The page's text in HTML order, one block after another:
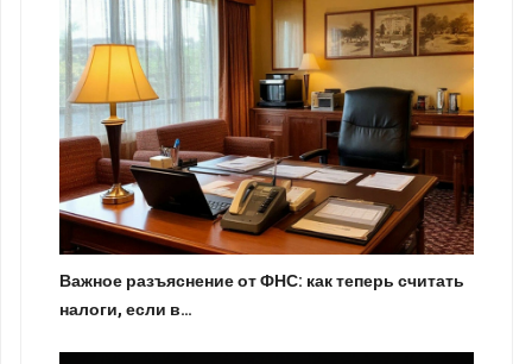
Важное разъяснение от ФНС: как теперь считать
налоги, если в…